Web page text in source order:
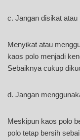
c. Jangan disikat
Menyikat atau
kaos polo menjadi
Sebaiknya cukup
d. Jangan
Meskipun kaos polo
polo tetap bersih